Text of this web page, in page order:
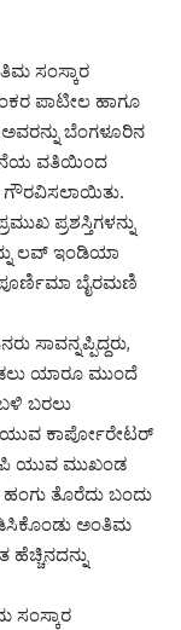
ಸಂಸ್ಕಾರ
ಪಾಟೀಲ ಹಾಗೂ
ಬೆಂಗಳೂರಿನ
ವತಿಯಿಂದ
ಗೌರವಿಸಲಾಯಿತು.
ಪ್ರಶಸ್ತಿಗಳನ್ನು
ಲವ್ ಇಂಡಿಯಾ
ಪೂರ್ಣಿಮಾ ಬೈರಮಣಿ
ಸಾವನ್ನಪ್ಪಿದ್ದರು,
ಯಾರೂ ಮುಂದೆ
ಬರಲು
ಯುವ ಕಾರ್ಪೋರೇಟರ್
ಯುವ ಮುಖಂಡ
ತೊರೆದು ಬಂದು
ಅಂತಿಮ
ಸಂಸ್ಕಾರ